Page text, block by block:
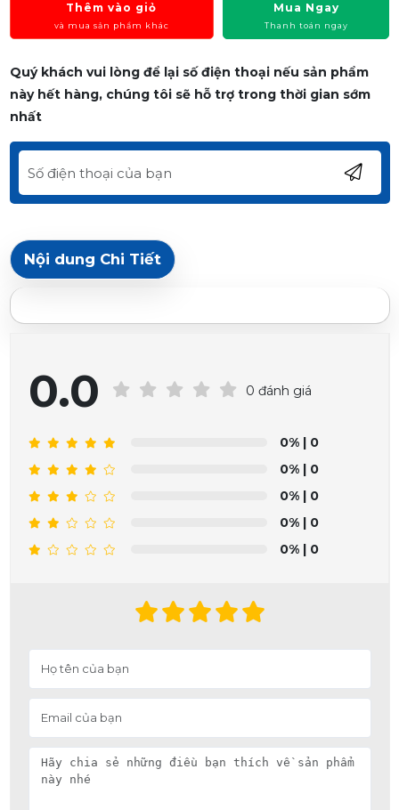
Thêm vào giỏ
và mua sản phẩm khác
Mua Ngay
Thanh toán ngay
Quý khách vui lòng để lại số điện thoại nếu sản phẩm
này hết hàng, chúng tôi sẽ hỗ trợ trong thời gian sớm
nhất
Nội dung Chi Tiết
0.0 0 đánh giá
0% | 0
0% | 0
0% | 0
0% | 0
0% | 0